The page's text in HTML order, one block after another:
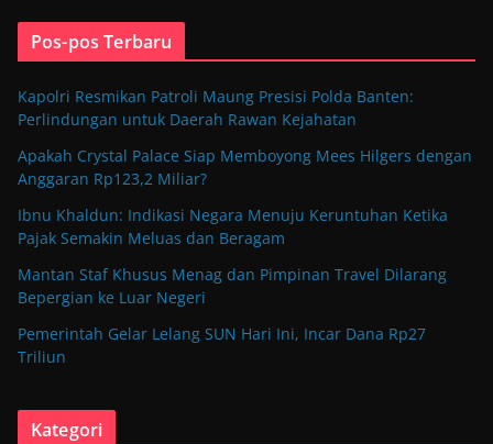
Pos-pos Terbaru
Kapolri Resmikan Patroli Maung Presisi Polda Banten:
Perlindungan untuk Daerah Rawan Kejahatan
Apakah Crystal Palace Siap Memboyong Mees Hilgers dengan
Anggaran Rp123,2 Miliar?
Ibnu Khaldun: Indikasi Negara Menuju Keruntuhan Ketika
Pajak Semakin Meluas dan Beragam
Mantan Staf Khusus Menag dan Pimpinan Travel Dilarang
Bepergian ke Luar Negeri
Pemerintah Gelar Lelang SUN Hari Ini, Incar Dana Rp27
Triliun
Kategori